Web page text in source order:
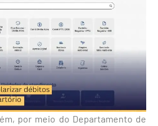
por meio do Departamento de